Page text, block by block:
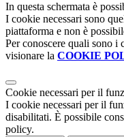
In questa schermata è
I cookie necessari sono
piattaforma e non è
Per conoscere quali sono i
visionare la COOKIE
Cookie necessari per il
I cookie necessari per il
disabilitati. È possibile
policy.